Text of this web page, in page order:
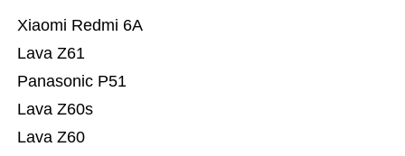
Lava Z60
Lava Z60s
Panasonic P51
Lava Z61
Xiaomi Redmi 6A